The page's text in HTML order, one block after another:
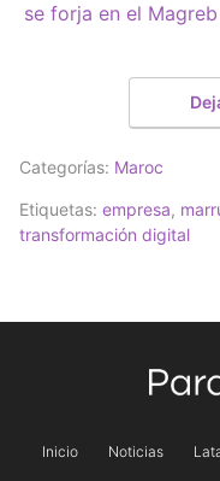
se forja en el Magreb
Categorías: Maroc
Etiquetas: empresa,
transformación digital
Inicio Noticias